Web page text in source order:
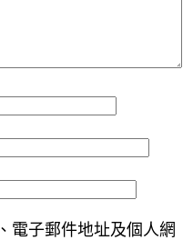
電子郵件地址及個人網